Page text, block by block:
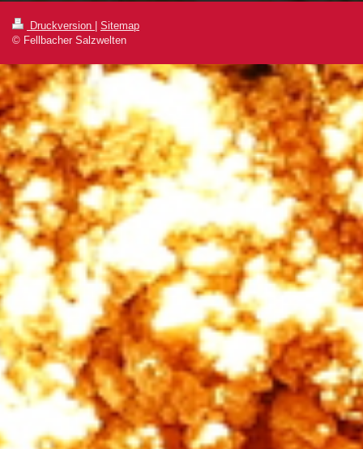
Druckversion
Sitemap
© Fellbacher Salzwelten